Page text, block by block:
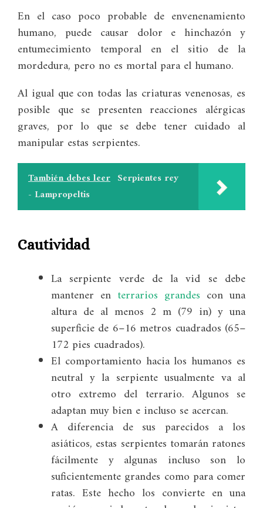
En el caso poco probable de envenenamiento
humano, puede causar dolor e hinchazón y
entumecimiento temporal en el sitio de la
mordedura, pero no es mortal para el humano.
Al igual que con todas las criaturas venenosas, es
posible que se presenten reacciones alérgicas
graves, por lo que se debe tener cuidado al
manipular estas serpientes.
También debes leer Serpientes rey
- Lampropeltis
Cautividad
La serpiente verde de la vid se debe
mantener en terrarios grandes con una
altura de al menos 2 m (79 in) y una
superficie de 6–16 metros cuadrados (65–
172 pies cuadrados).
El comportamiento hacia los humanos es
neutral y la serpiente usualmente va al
otro extremo del terrario. Algunos se
adaptan muy bien e incluso se acercan.
A diferencia de sus parecidos a los
asiáticos, estas serpientes tomarán ratones
fácilmente y algunas incluso son lo
suficientemente grandes como para comer
ratas. Este hecho los convierte en una